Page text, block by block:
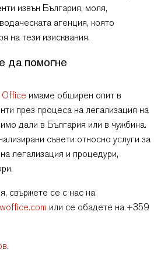
извън България, моля,
агенция, която
на тези изисквания.
да помогне
Office имаме обширен опит в
през процеса на легализация на
дали в България или в чужбина.
съвети относно услуги за
легализация и процедури,
свържете се с нас на
или се обадете на +359
.